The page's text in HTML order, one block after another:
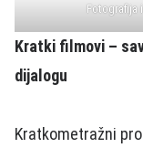
Fotografija
Kratki filmovi –
dijalogu
Kratkometražni